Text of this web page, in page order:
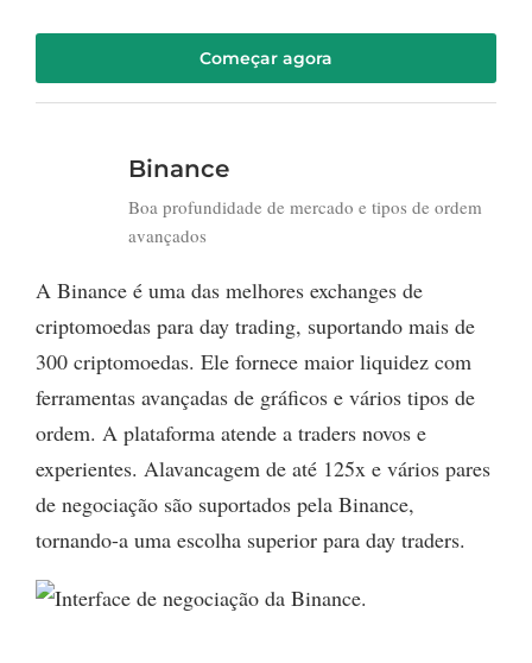
Começar agora
Binance
Boa profundidade de mercado e tipos de ordem
avançados
A Binance é uma das melhores exchanges de
criptomoedas para day trading, suportando mais de
300 criptomoedas. Ele fornece maior liquidez com
ferramentas avançadas de gráficos e vários tipos de
ordem. A plataforma atende a traders novos e
experientes. Alavancagem de até 125x e vários pares
de negociação são suportados pela Binance,
tornando-a uma escolha superior para day traders.